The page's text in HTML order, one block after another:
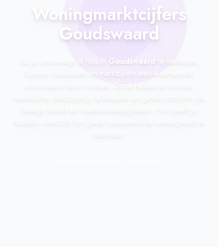
Woningmarktcijfers
Goudswaard
Als je overweegt je huis in Goudswaard te verkopen,
kunnen statistieken en marktcijfers een waardevolle